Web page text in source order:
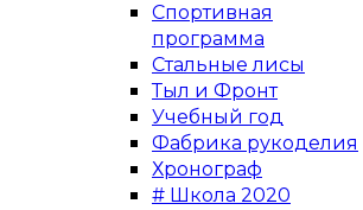
Спортивная
программа
Стальные лисы
Тыл и Фронт
Учебный год
Фабрика рукоделия
Хронограф
# Школа 2020